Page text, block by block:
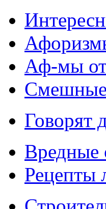
Аф-мы
Смешные
Говорят
Вредные
Рецепты